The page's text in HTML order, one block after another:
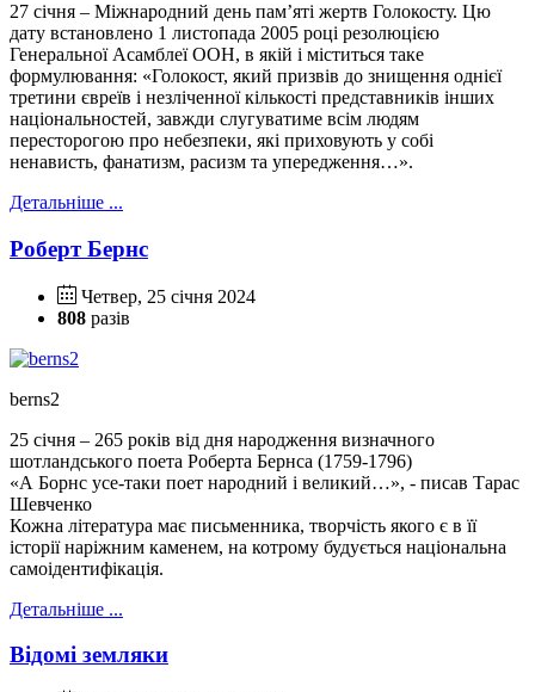
27 січня – Міжнародний день пам’яті жертв Голокосту. Цю
дату встановлено 1 листопада 2005 році резолюцією
Генеральної Асамблеї ООН, в якій і міститься таке
формулювання: «Голокост, який призвів до знищення однієї
третини євреїв і незліченної кількості представників інших
національностей, завжди слугуватиме всім людям
пересторогою про небезпеки, які приховують у собі
ненависть, фанатизм, расизм та упередження…».
Детальніше ...
Роберт Бернс
Четвер, 25 січня 2024
808 разів
berns2
25 січня – 265 років від дня народження визначного
шотландського поета Роберта Бернса (1759-1796)
«А Борнс усе-таки поет народний і великий…», - писав Тарас
Шевченко
Кожна література має письменника, творчість якого є в її
історії наріжним каменем, на котрому будується національна
самоідентифікація.
Детальніше ...
Відомі земляки